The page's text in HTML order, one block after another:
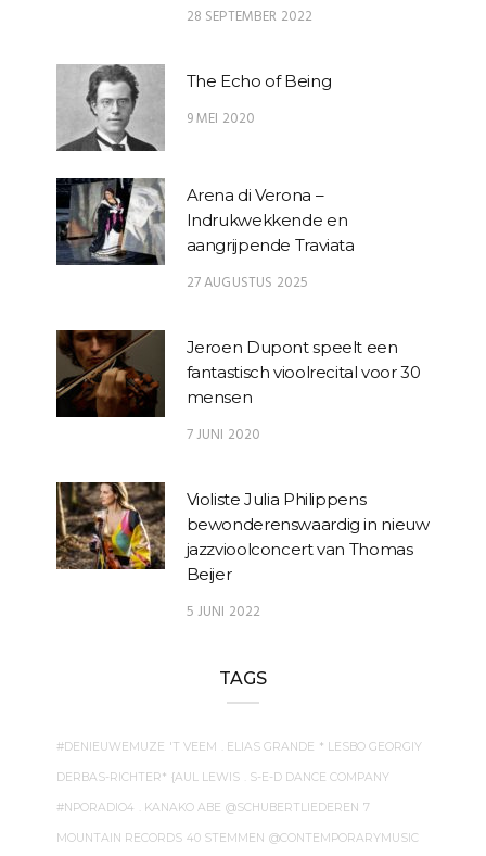
28 SEPTEMBER 2022
The Echo of Being
9 MEI 2020
Arena di Verona –
Indrukwekkende en
aangrijpende Traviata
27 AUGUSTUS 2025
Jeroen Dupont speelt een
fantastisch vioolrecital voor 30
mensen
7 JUNI 2020
Violiste Julia Philippens
bewonderenswaardig in nieuw
jazzvioolconcert van Thomas
Beijer
5 JUNI 2022
TAGS
#DENIEUWEMUZE 'T VEEM . ELIAS GRANDE * LESBO GEORGIY
DERBAS-RICHTER* {AUL LEWIS . S-E-D DANCE COMPANY
#NPORADIO4 . KANAKO ABE @SCHUBERTLIEDEREN 7
MOUNTAIN RECORDS 40 STEMMEN @CONTEMPORARYMUSIC